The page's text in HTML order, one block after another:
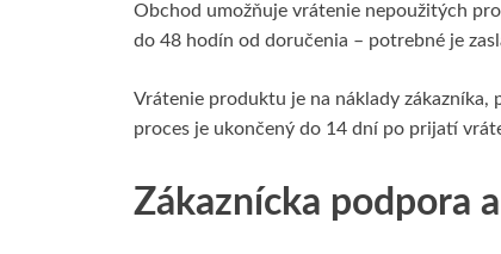
Obchod umožňuje vrátenie nepoužitých
do 48 hodín od doručenia – potrebné je
Vrátenie produktu je na náklady zákazníka,
proces je ukončený do 14 dní po prijatí
Zákaznícka podpora